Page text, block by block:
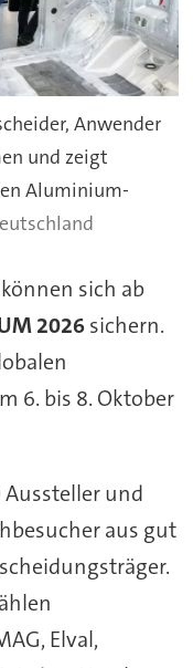
Anwender
und zeigt
Aluminium-
sich ab
2026sichern.
6. bis 8. Oktober
und
aus gut
Elval,